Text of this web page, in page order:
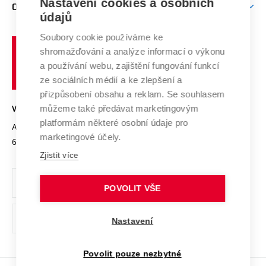
E-přihláška
Doktorské studium
Podpora podnikání
Systém zajišťování kvality výzkumu
Výzkumné infrastruktury
Transfer znalostí
Open Science
Projekty
Projekty ze strukturálních fondů
Specifický výzkum
Zahraniční spolupráce
Spolupráce se školami
Služby univerzity
Mezinárodní dohody
Univerzitní sítě
O UNIVERZITĚ
Profil univerzity
Udržitelná univerzita
Podnikavá univerzita / ContriBUTe
Bezpečná univerzita
Vyznamenání
Organizační struktura
Ochrana osobních údajů
odkaz)
učení
technické
VYSOKÉ UČENÍ TECHNICKÉ V BRNĚ
Antonínská 548/1
602 00 Brno
www.vut.cz
vut@vutbr.cz
Nastavení cookies a osobních
údajů
Soubory cookie používáme ke
shromažďování a analýze informací o výkonu
a používání webu, zajištění fungování funkcí
ze sociálních médií a ke zlepšení a
přizpůsobení obsahu a reklam. Se souhlasem
můžeme také předávat marketingovým
platformám některé osobní údaje pro
marketingové účely.
Zjistit více
POVOLIT VŠE
Nastavení
Povolit pouze nezbytné